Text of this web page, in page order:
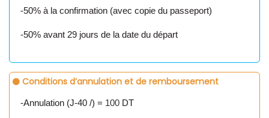
-50% à la confirmation (avec copie du passeport)
-50% avant 29 jours de la date du départ
Conditions d’annulation et de remboursement
-Annulation (J-40 /) = 100 DT